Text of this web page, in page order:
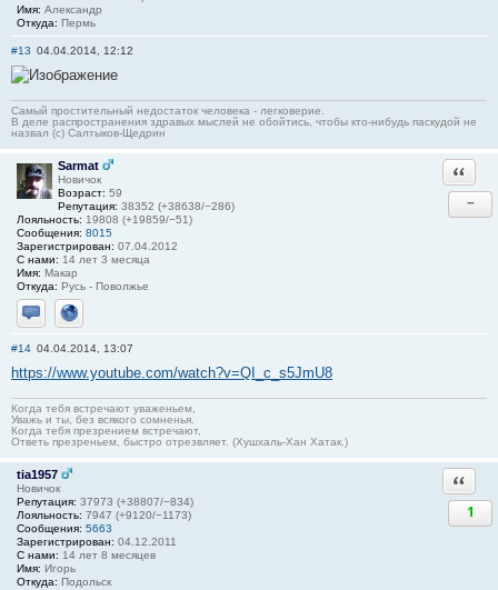
Имя: Александр
Откуда: Пермь
#13 04.04.2014, 12:12
Самый простительный недостаток человека - легковерие.
В деле распространения здравых мыслей не обойтись, чтобы кто-нибудь паскудой не
назвал (c) Салтыков-Щедрин
Sarmat
Новичок
Возраст: 59
Репутация: 38352 (+38638/−286)
Лояльность: 19808 (+19859/−51)
Сообщения: 8015
Зарегистрирован: 07.04.2012
С нами: 14 лет 3 месяца
Имя: Макар
Откуда: Русь - Поволжье
Отправить личное сообщение
Сайт
−
#14 04.04.2014, 13:07
https://www.youtube.com/watch?v=QI_c_s5JmU8
Когда тебя встречают уваженьем,
Уважь и ты, без всякого сомненья.
Когда тебя презрением встречают,
Ответь презреньем, быстро отрезвляет. (Хушхаль-Хан Хатак.)
tia1957
Новичок
Репутация: 37973 (+38807/−834)
Лояльность: 7947 (+9120/−1173)
Сообщения: 5663
Зарегистрирован: 04.12.2011
С нами: 14 лет 8 месяцев
Имя: Игорь
Откуда: Подольск
1